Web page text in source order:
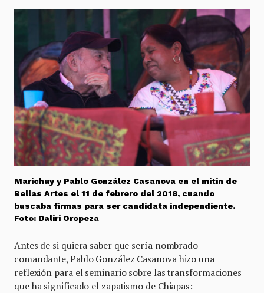
Marichuy y Pablo González Casanova en el mitin de
Bellas Artes el 11 de febrero del 2018, cuando
buscaba firmas para ser candidata independiente.
Foto: Daliri Oropeza
Antes de si quiera saber que sería nombrado
comandante, Pablo González Casanova hizo una
reflexión para el seminario sobre las transformaciones
que ha significado el zapatismo de Chiapas: